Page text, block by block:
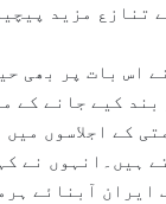
تنازع مزید
اس بات پر بھی
کیے جانے کے
کے اجلاسوں
ہیں۔انہوں نے
ایران آبنائے